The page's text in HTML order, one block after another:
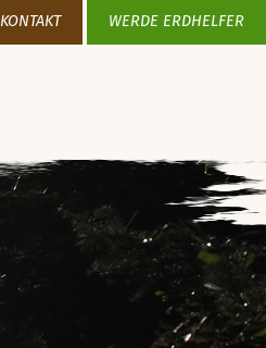
KONTAKT WERDE ERDHELFER